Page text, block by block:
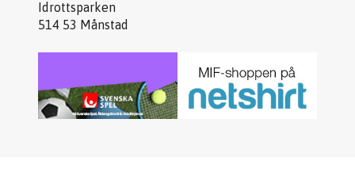
Idrottsparken
514 53 Månstad